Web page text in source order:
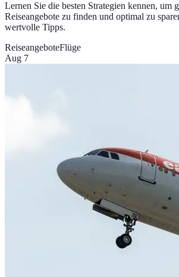
Lernen Sie die besten Strategien kennen, um
Reiseangebote zu finden und optimal zu
wertvolle Tipps.
ReiseangeboteFlüge
Aug 7